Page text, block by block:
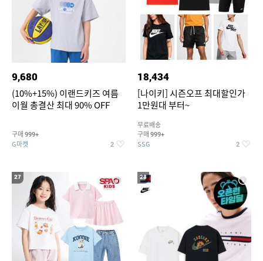
9,680
(10%+15%) 이랜드키즈 여름
이월 총결산 최대 90% OFF
구매 999+
G마켓 2
18,434
[나이키] 시즌오프 최대할인가
1만원대 부터~
무료배송
구매 999+
SSG 2
27 28